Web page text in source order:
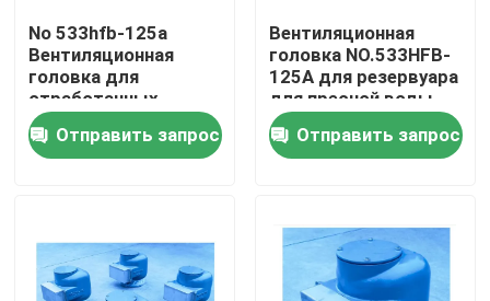
Главная страница
Продукция
Наша фабрика
No 533hfb-125a
Вентиляционная
головка для
отработанных
сточных вод 533hfb-
125a
Вентиляционная
Отправить запрос
Вентиляционная
головка NO.533HFB-
125A для резервуара
для пресной воды
корпус из литого
железа с
нержавеющей
Отправить запрос